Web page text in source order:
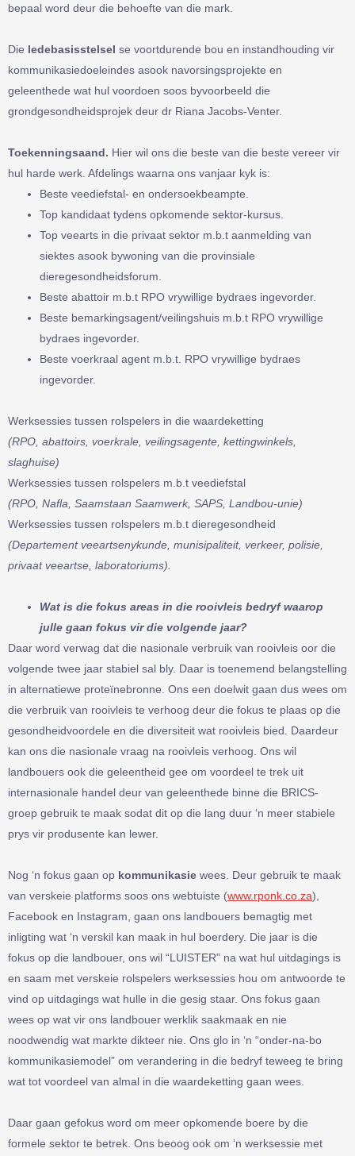
bepaal word deur die behoefte van die mark.
Die ledebasisstelsel se voortdurende bou en instandhouding vir
kommunikasiedoeleindes asook navorsingsprojekte en
geleenthede wat hul voordoen soos byvoorbeeld die
grondgesondheidsprojek deur dr Riana Jacobs-Venter.
Toekenningsaand. Hier wil ons die beste van die beste vereer vir
hul harde werk. Afdelings waarna ons vanjaar kyk is:
Beste veediefstal- en ondersoekbeampte.
Top kandidaat tydens opkomende sektor-kursus.
Top veearts in die privaat sektor m.b.t aanmelding van
siektes asook bywoning van die provinsiale
dieregesondheidsforum.
Beste abattoir m.b.t RPO vrywillige bydraes ingevorder.
Beste bemarkingsagent/veilingshuis m.b.t RPO vrywillige
bydraes ingevorder.
Beste voerkraal agent m.b.t. RPO vrywillige bydraes
ingevorder.
Werksessies tussen rolspelers in die waardeketting
(RPO, abattoirs, voerkrale, veilingsagente, kettingwinkels,
slaghuise)
Werksessies tussen rolspelers m.b.t veediefstal
(RPO, Nafla, Saamstaan Saamwerk, SAPS, Landbou-unie)
Werksessies tussen rolspelers m.b.t dieregesondheid
(Departement veeartsenykunde, munisipaliteit, verkeer, polisie,
privaat veeartse, laboratoriums).
Wat is die fokus areas in die rooivleis bedryf waarop
julle gaan fokus vir die volgende jaar?
Daar word verwag dat die nasionale verbruik van rooivleis oor die
volgende twee jaar stabiel sal bly. Daar is toenemend belangstelling
in alternatiewe proteïnebronne. Ons een doelwit gaan dus wees om
die verbruik van rooivleis te verhoog deur die fokus te plaas op die
gesondheidvoordele en die diversiteit wat rooivleis bied. Daardeur
kan ons die nasionale vraag na rooivleis verhoog. Ons wil
landbouers ook die geleentheid gee om voordeel te trek uit
internasionale handel deur van geleenthede binne die BRICS-
groep gebruik te maak sodat dit op die lang duur ‘n meer stabiele
prys vir produsente kan lewer.
Nog ‘n fokus gaan op kommunikasie wees. Deur gebruik te maak
van verskeie platforms soos ons webtuiste (www.rponk.co.za),
Facebook en Instagram, gaan ons landbouers bemagtig met
inligting wat ‘n verskil kan maak in hul boerdery. Die jaar is die
fokus op die landbouer, ons wil “LUISTER” na wat hul uitdagings is
en saam met verskeie rolspelers werksessies hou om antwoorde te
vind op uitdagings wat hulle in die gesig staar. Ons fokus gaan
wees op wat vir ons landbouer werklik saakmaak en nie
noodwendig wat markte dikteer nie. Ons glo in ‘n “onder-na-bo
kommunikasiemodel” om verandering in die bedryf teweeg te bring
wat tot voordeel van almal in die waardeketting gaan wees.
Daar gaan gefokus word om meer opkomende boere by die
formele sektor te betrek. Ons beoog ook om ‘n werksessie met